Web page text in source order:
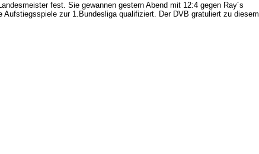
fest. Sie gewannen gestern Abend mit 12:4 gegen Ray´s
Aufstiegsspiele zur 1.Bundesliga qualifiziert. Der DVB gratuliert zu diesem